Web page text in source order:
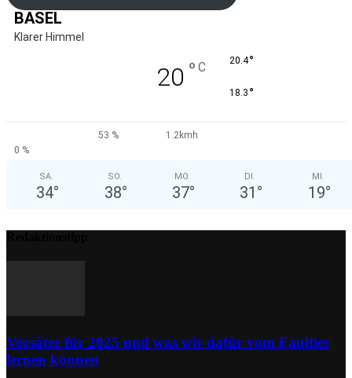
BASEL
Klarer Himmel
20 ° C 20.4°
18.3 °
53 %
1.2kmh
0 %
SA.
34°
SO.
38°
MO.
37°
DI.
31 °
MI.
19°
Vorsätze für 2025 und was wir dafür vom Faultier
lernen können